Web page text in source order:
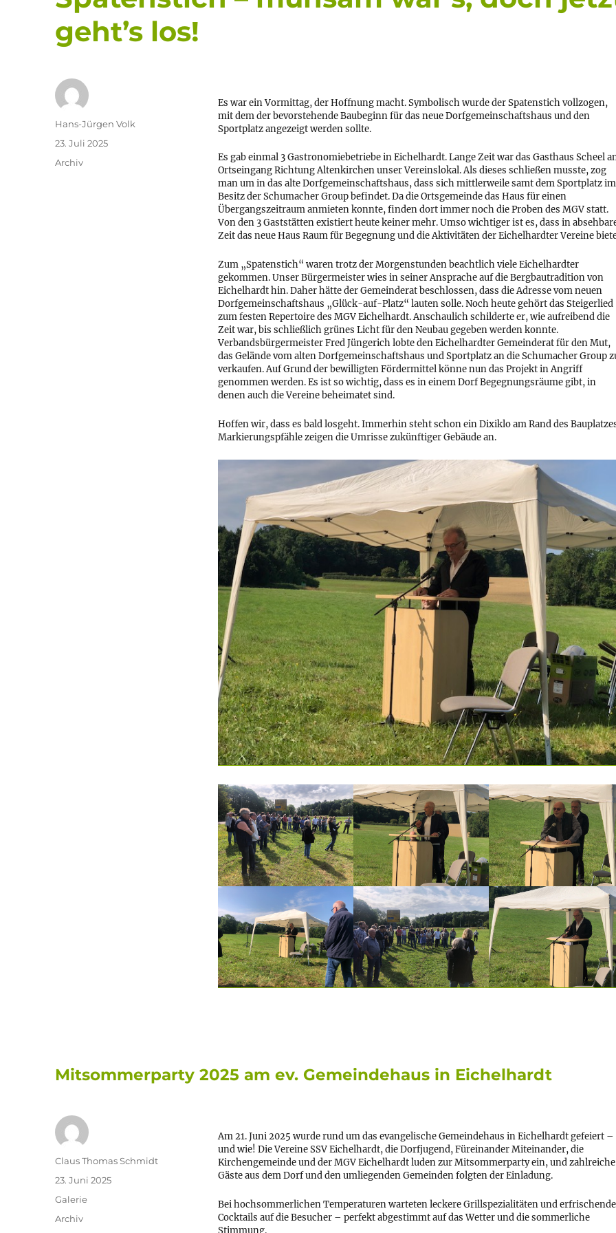
geht’s los!
Es war ein Vormittag, der Hoffnung macht. Symbolisch wurde der Spatenstich vollzogen,
mit dem der bevorstehende Baubeginn für das neue Dorfgemeinschaftshaus und den
Sportplatz angezeigt werden sollte.
Es gab einmal 3 Gastronomiebetriebe in Eichelhardt. Lange Zeit war das Gasthaus Scheel
Ortseingang Richtung Altenkirchen unser Vereinslokal. Als dieses schließen musste, zog
man um in das alte Dorfgemeinschaftshaus, dass sich mittlerweile samt dem Sportplatz im
Besitz der Schumacher Group befindet. Da die Ortsgemeinde das Haus für einen
Übergangszeitraum anmieten konnte, finden dort immer noch die Proben des MGV statt.
Von den 3 Gaststätten existiert heute keiner mehr. Umso wichtiger ist es, dass in
Zeit das neue Haus Raum für Begegnung und die Aktivitäten der Eichelhardter Vereine
Zum „Spatenstich“ waren trotz der Morgenstunden beachtlich viele Eichelhardter
gekommen. Unser Bürgermeister wies in seiner Ansprache auf die Bergbautradition von
Eichelhardt hin. Daher hätte der Gemeinderat beschlossen, dass die Adresse vom neuen
Dorfgemeinschaftshaus „Glück-auf-Platz“ lauten solle. Noch heute gehört das Steigerlied
zum festen Repertoire des MGV Eichelhardt. Anschaulich schilderte er, wie aufreibend die
Zeit war, bis schließlich grünes Licht für den Neubau gegeben werden konnte.
Verbandsbürgermeister Fred Jüngerich lobte den Eichelhardter Gemeinderat für den Mut,
das Gelände vom alten Dorfgemeinschaftshaus und Sportplatz an die Schumacher Group
verkaufen. Auf Grund der bewilligten Fördermittel könne nun das Projekt in Angriff
genommen werden. Es ist so wichtig, dass es in einem Dorf Begegnungsräume gibt, in
denen auch die Vereine beheimatet sind.
Hoffen wir, dass es bald losgeht. Immerhin steht schon ein Dixiklo am Rand des
Markierungspfähle zeigen die Umrisse zukünftiger Gebäude an.
Autor
Hans-Jürgen Volk
Veröffentlicht
23. Juli 2025
Kategorien
Archiv
Mitsommerparty 2025 am ev. Gemeindehaus in Eichelhardt
Am 21. Juni 2025 wurde rund um das evangelische Gemeindehaus in Eichelhardt gefeiert –
und wie! Die Vereine SSV Eichelhardt, die Dorfjugend, Füreinander Miteinander, die
Kirchengemeinde und der MGV Eichelhardt luden zur Mitsommerparty ein, und zahlreiche
Gäste aus dem Dorf und den umliegenden Gemeinden folgten der Einladung.
Bei hochsommerlichen Temperaturen warteten leckere Grillspezialitäten und erfrischende
Cocktails auf die Besucher – perfekt abgestimmt auf das Wetter und die sommerliche
Stimmung.
Autor
Claus Thomas Schmidt
Veröffentlicht
am
23. Juni 2025
Format
Galerie
Kategorien
Archiv